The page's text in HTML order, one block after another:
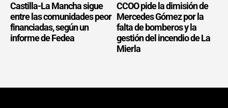
Castilla-La Mancha sigue
entre las comunidades peor
financiadas, según un
informe de Fedea
CCOO pide la dimisión de
Mercedes Gómez por la
falta de bomberos y la
gestión del incendio de La
Mierla